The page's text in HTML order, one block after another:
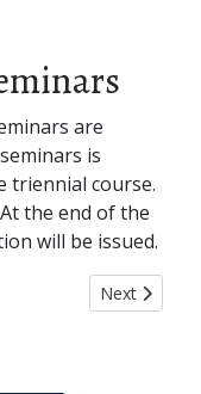
are
is
triennial course.
the end of the
will be issued.
Next article:
Next